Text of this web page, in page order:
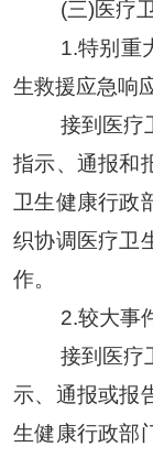
(三)医疗
1.特别重
生救援应急响
接到医疗
指示、通报和
卫生健康行政
织协调医疗卫
作。
2.较大事
接到医疗
示、通报或报
生健康行政部